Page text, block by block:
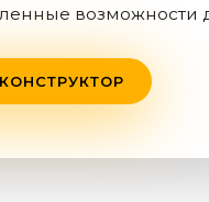
возможности
КОНСТРУКТОР